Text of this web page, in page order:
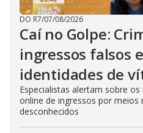
DO R7/07/08/2026
Caí no Golpe:
ingressos falsos
identidades de
Especialistas alertam sobre
online de ingressos por
desconhecidos